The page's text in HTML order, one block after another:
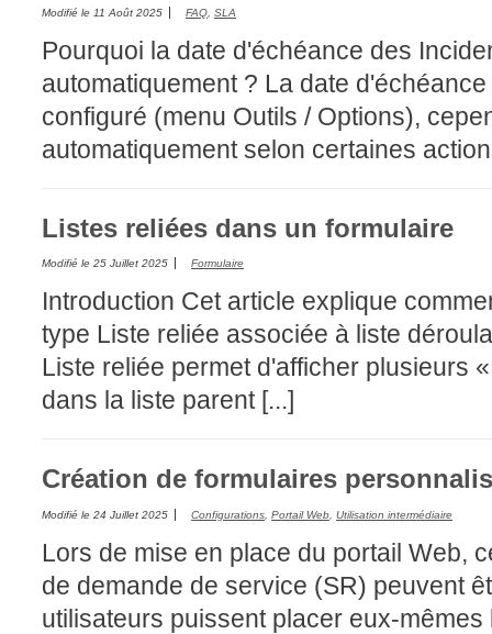
Modifié le 11 Août 2025 FAQ SLA
Pourquoi la date d'échéance des
automatiquement ? La date
configuré (menu Outils / Options),
automatiquement selon certaines
Listes reliées dans un formulaire
Modifié le 25 Juillet 2025 Formulaire
Introduction Cet article explique
type Liste reliée associée à liste
Liste reliée permet d'afficher plusieurs
dans la liste parent [...]
Création de formulaires
Modifié le 24 Juillet 2025 Configurations Portail Web Utilisation intermédiaire
Lors de mise en place du portail Web,
de demande de service (SR) peuvent
utilisateurs puissent placer eux-